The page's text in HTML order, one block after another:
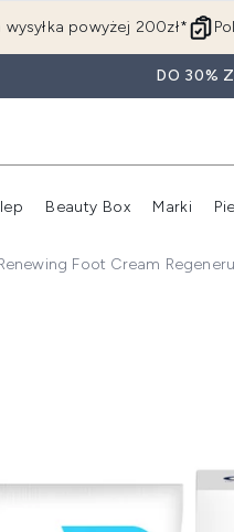
wysyłka powyżej 200zł*
DO 30%
Beauty Box Marki
Foot Cream